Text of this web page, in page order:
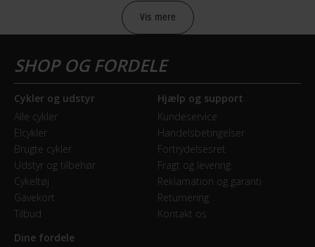
BREMSER
Bagbremse
Fodbremse
Forbremse
Mekanisk fælgbremse
GEAR
Geartype
Indvendige gear
Vis mere
Cykler og udstyr
Alle cykler
Elcykler
Brugte cykler
Udstyr og tilbehør
Cykeltøj
Gavekort
Tilbud
Hjælp og support
Kundeservice
Handelsbetingelser
Fortrydelsesret
Fragt og levering
Reklamation og garanti
Returnering
Kontakt os
Dine fordele